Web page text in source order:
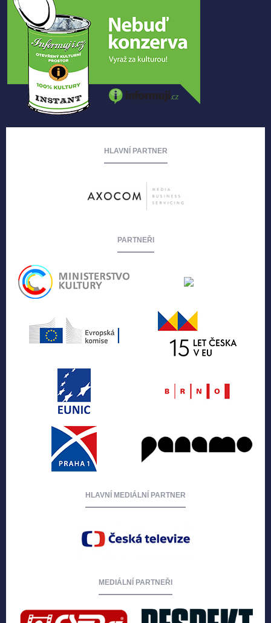
HLAVNÍ PARTNER
PARTNEŘI
HLAVNÍ MEDIÁLNÍ PARTNER
MEDIÁLNÍ PARTNEŘI